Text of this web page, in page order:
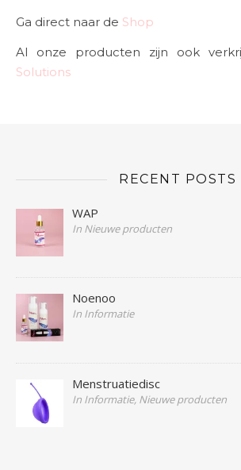
Ga direct naar de Shop
Al onze producten zijn ook
Solutions
RECENT POSTS
WAP
In Nieuwe producten
Noenoo
In Informatie
Menstruatiedisc
In Informatie, Nieuwe producten